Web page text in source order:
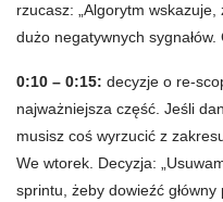
rzucasz: „Algorytm
dużo negatywnych
0:10 – 0:15: decyzje o re-
najważniejsza część. Jeśli
musisz coś wyrzucić z
We wtorek. Decyzja:
sprintu, żeby dowieźć główny